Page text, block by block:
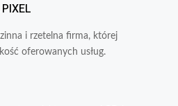
i rzetelna firma, której
oferowanych usług.